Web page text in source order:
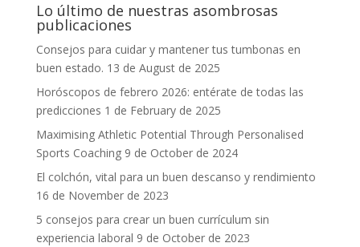
Lo último de nuestras asombrosas
publicaciones
Consejos para cuidar y mantener tus tumbonas en
buen estado. 13 de August de 2025
Horóscopos de febrero 2026: entérate de todas las
predicciones 1 de February de 2025
Maximising Athletic Potential Through Personalised
Sports Coaching 9 de October de 2024
El colchón, vital para un buen descanso y rendimiento
16 de November de 2023
5 consejos para crear un buen currículum sin
experiencia laboral 9 de October de 2023